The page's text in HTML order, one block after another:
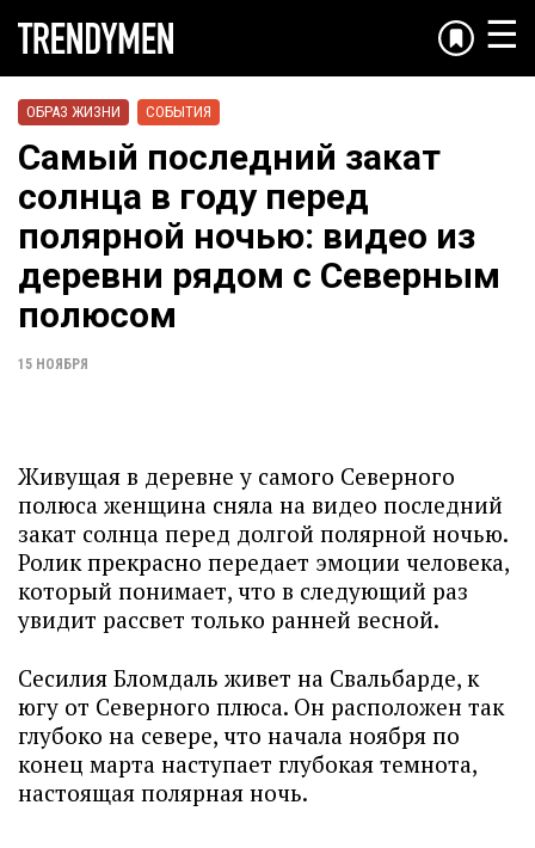
☰
ОБРАЗ ЖИЗНИ СОБЫТИЯ
Самый последний закат
солнца в году перед
полярной ночью: видео из
деревни рядом с Северным
полюсом
15 НОЯБРЯ
Живущая в деревне у самого Северного
полюса женщина сняла на видео последний
закат солнца перед долгой полярной ночью.
Ролик прекрасно передает эмоции человека,
который понимает, что в следующий раз
увидит рассвет только ранней весной.
Сесилия Бломдаль живет на Свальбарде, к
югу от Северного плюса. Он расположен так
глубоко на севере, что начала ноября по
конец марта наступает глубокая темнота,
настоящая полярная ночь.